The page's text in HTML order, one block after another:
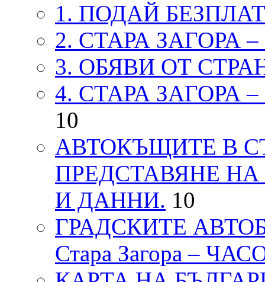
1. ПОДАЙ
2. СТАРА ЗАГОРА
3. ОБЯВИ ОТ
4. СТАРА ЗАГОРА
10
АВТОКЪЩИТЕ В
ПРЕДСТАВЯНЕ
И ДАННИ. 10
ГРАДСКИТЕ
Стара Загора –